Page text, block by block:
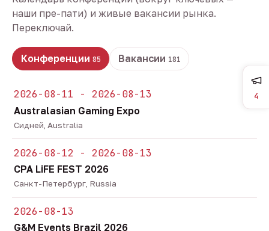
наши пре-пати) и живые вакансии рынка.
Переключай.
Конференции 85 Вакансии 181
2026-08-11 - 2026-08-13
Australasian Gaming Expo
Сидней, Australia
2026-08-12 - 2026-08-13
CPA LiFE FEST 2026
Санкт-Петербург, Russia
2026-08-13
G&M Events Brazil 2026
4